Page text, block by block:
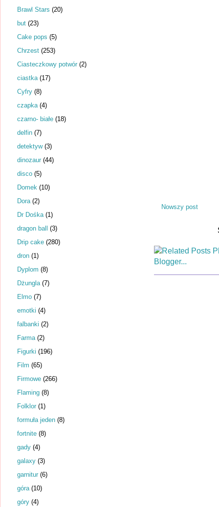
Nowszy post
Brawl Stars (20)
but (23)
Cake pops (5)
Chrzest (253)
Ciasteczkowy potwór (2)
ciastka (17)
Cyfry (8)
czapka (4)
czarno- białe (18)
delfin (7)
detektyw (3)
dinozaur (44)
disco (5)
Domek (10)
Dora (2)
Dr Dośka (1)
dragon ball (3)
Drip cake (280)
dron (1)
Dyplom (8)
Dżungla (7)
Elmo (7)
emotki (4)
falbanki (2)
Farma (2)
Figurki (196)
Film (65)
Firmowe (266)
Flaming (8)
Folklor (1)
formuła jeden (8)
fortnite (8)
gady (4)
galaxy (3)
garnitur (6)
góra (10)
góry (4)